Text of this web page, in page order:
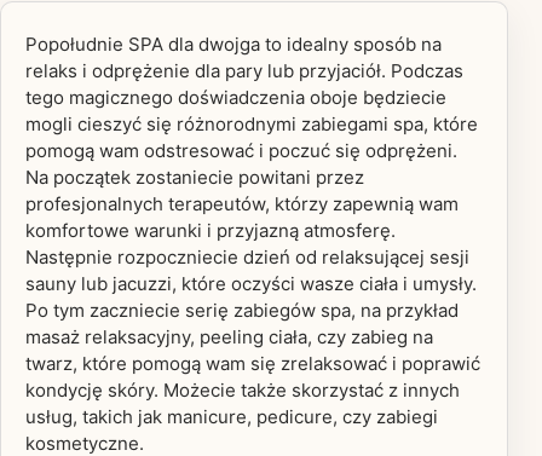
Popołudnie SPA dla dwojga to idealny sposób na
relaks i odprężenie dla pary lub przyjaciół. Podczas
tego magicznego doświadczenia oboje będziecie
mogli cieszyć się różnorodnymi zabiegami spa, które
pomogą wam odstresować i poczuć się odprężeni.
Na początek zostaniecie powitani przez
profesjonalnych terapeutów, którzy zapewnią wam
komfortowe warunki i przyjazną atmosferę.
Następnie rozpoczniecie dzień od relaksującej sesji
sauny lub jacuzzi, które oczyści wasze ciała i umysły.
Po tym zaczniecie serię zabiegów spa, na przykład
masaż relaksacyjny, peeling ciała, czy zabieg na
twarz, które pomogą wam się zrelaksować i poprawić
kondycję skóry. Możecie także skorzystać z innych
usług, takich jak manicure, pedicure, czy zabiegi
kosmetyczne.